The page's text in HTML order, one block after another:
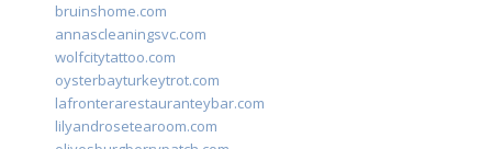
bruinshome.com
annascleaningsvc.com
wolfcitytattoo.com
oysterbayturkeytrot.com
lafronterarestauranteybar.com
lilyandrosetearoom.com